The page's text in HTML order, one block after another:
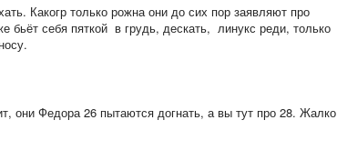
Какогр только рожна они до сих пор заявляют про
бьёт себя пяткой в грудь, дескать, линукс реди, только
они Федора 26 пытаются догнать, а вы тут про 28. Жалко